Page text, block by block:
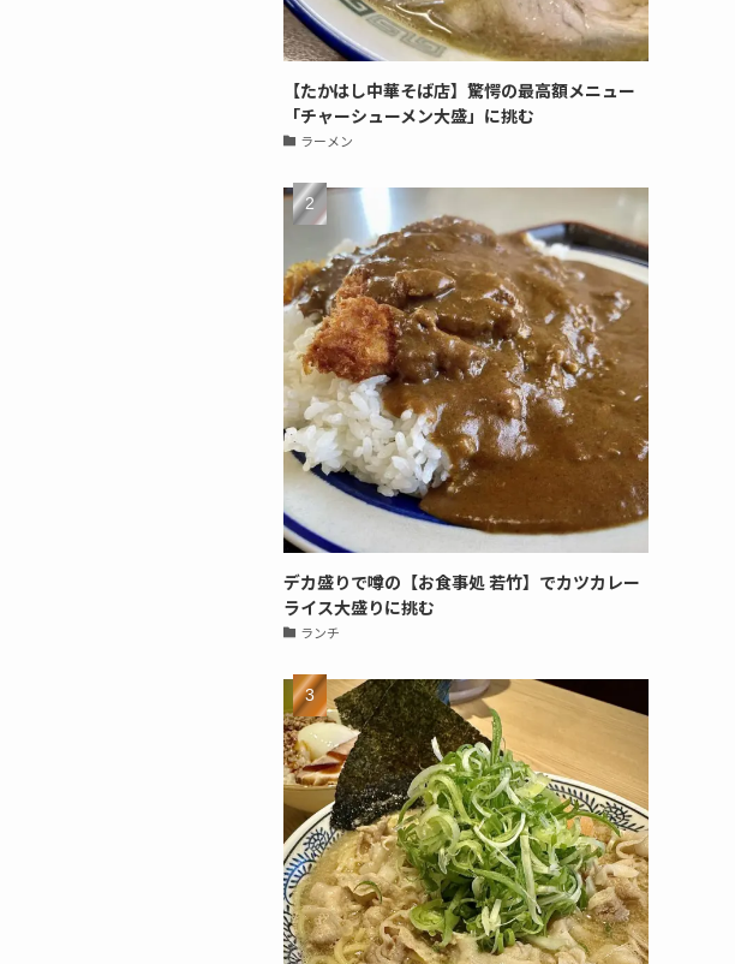
【たかはし中華そば店】驚愕の最高額メニュー
「チャーシューメン大盛」に挑む
ラーメン
デカ盛りで噂の【お食事処 若竹】でカツカレー
ライス大盛りに挑む
ランチ